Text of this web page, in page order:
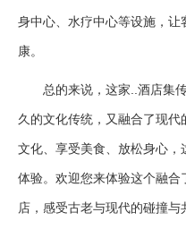
身中心、水疗中心等设施，
康。
总的来说，这家..酒店集
久的文化传统，又融合了现
文化、享受美食、放松身心
体验。欢迎您来体验这个融
店，感受古老与现代的碰撞与